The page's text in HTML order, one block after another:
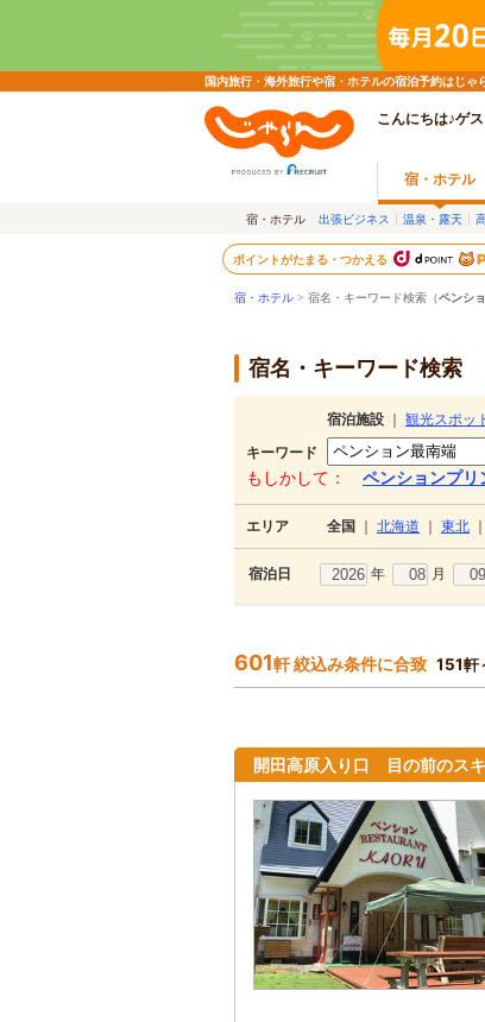
国内旅行・海外旅行や宿・ホテルの宿泊予約はじ
こんにちは♪ゲ
宿・ホテル
宿・ホテル 出張ビジネス 温泉・露天
ポイントがたまる・つかえる
宿・ホテル > 宿名・キーワード検索（ペンシ
宿名・キーワード検索
宿泊施設 観光スポッ
キーワード
もしかして： ペンションプリ
エリア 全国 北海道 東北
宿泊日 年 月
601軒 絞込み条件に合致 151軒
開田高原入り口 目の前のス